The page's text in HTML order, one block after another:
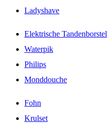
Ladyshave
Elektrische Tandenborstel
Waterpik
Philips
Monddouche
Fohn
Krulset